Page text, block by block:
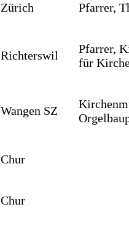
Zürich Pfarrer,
Richterswil
Pfarrer,
für
Wangen SZ
Chur
Chur